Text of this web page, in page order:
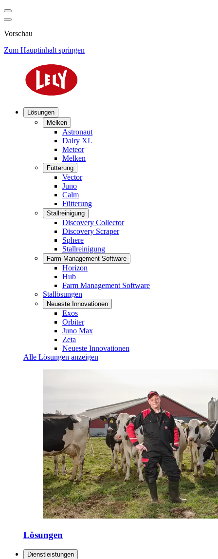
Vorschau
Zum Hauptinhalt springen
Lösungen
Melken
Astronaut
Dairy XL
Meteor
Melken
Fütterung
Vector
Juno
Calm
Fütterung
Stallreinigung
Discovery Collector
Discovery Scraper
Sphere
Stallreinigung
Farm Management Software
Horizon
Hub
Farm Management Software
Stallösungen
Neueste Innovationen
Exos
Orbiter
Juno Max
Zeta
Neueste Innovationen
Alle Lösungen anzeigen
Lösungen
Dienstleistungen